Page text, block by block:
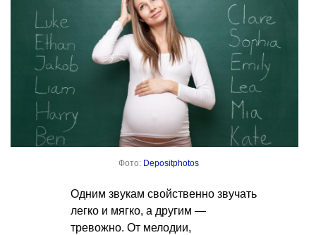
Фото: Depositphotos
Одним звукам свойственно звучать
легко и мягко, а другим —
тревожно. От мелодии,